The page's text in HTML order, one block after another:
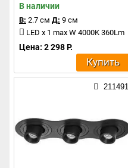
В наличии
В: 2.7 см Д: 9 см
LED x 1 max W 4000K 360Lm
Цена: 2 298 Р.
Купить
211491